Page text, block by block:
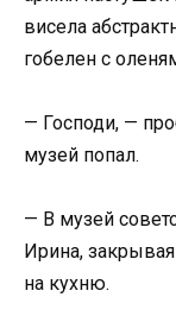
висела
гобелен с
— Господи, —
музей попал.
— В музей
Ирина,
на кухню.